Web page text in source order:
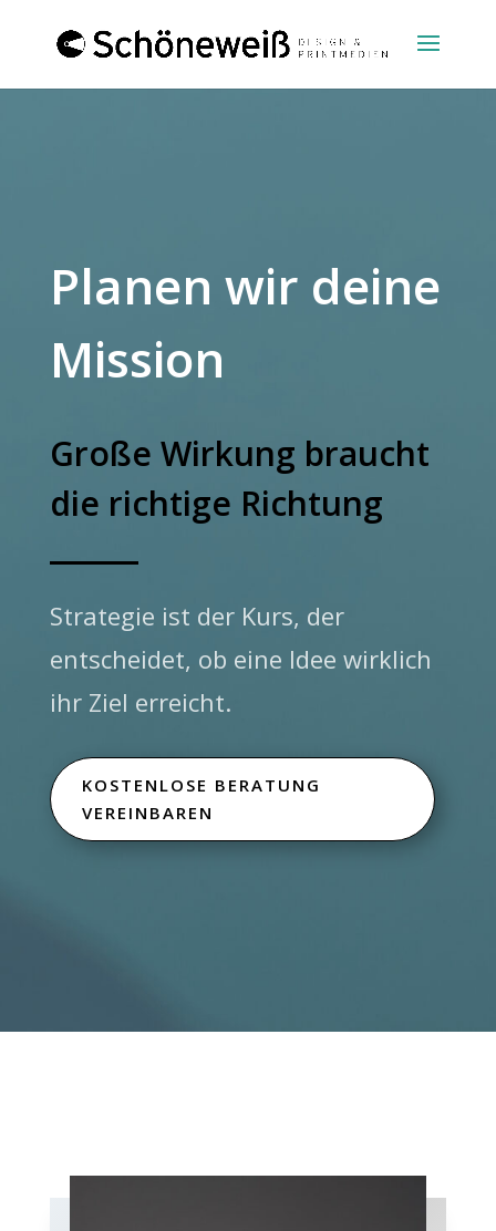
Planen wir deine
Mission
Große Wirkung braucht
die richtige Richtung
Strategie ist der Kurs, der
entscheidet, ob eine Idee wirklich
ihr Ziel erreicht.
KOSTENLOSE BERATUNG
VEREINBAREN